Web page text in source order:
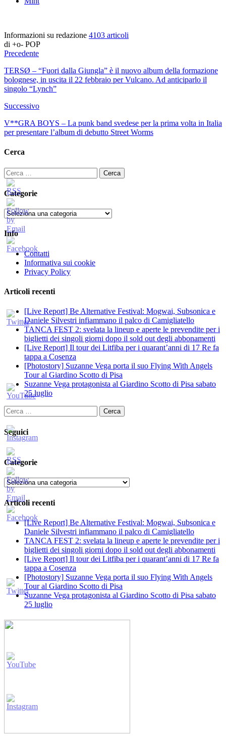
Informazioni su redazione 4103 articoli
di +o- POP
Precedente
TERSØ – “Fuori dalla Giungla” è il nuovo album della formazione
bolognese, in uscita il 22 febbraio per Vulcano. Ad anticiparlo il
singolo “Lynch”
Successivo
V**GRA BOYS – La punk band svedese per la prima volta in Italia
per presentare l’album di debutto Street Worms
Cerca
Ricerca
per:
Categorie
Categorie
Info
Contatti
Informativa sui cookie
Privacy Policy
Articoli recenti
[Live Report] Be Alternative Festival: Mogwai, Subsonica e
Daniele Silvestri infiammano il palco di Camigliatello
TANCA FEST 2: svelata la lineup e aperte le prevendite per i
biglietti dei singoli giorni dopo il sold out degli abbonamenti
[Live Report] Il tour dei Litfiba per i quarant’anni di 17 Re fa
tappa a Cosenza
[Photostory] Suzanne Vega porta il suo Flying With Angels
Tour al Giardino Scotto di Pisa
Suzanne Vega protagonista al Giardino Scotto di Pisa sabato
25 luglio
Ricerca
per:
Seguici
Categorie
Categorie
Articoli recenti
[Live Report] Be Alternative Festival: Mogwai, Subsonica e
Daniele Silvestri infiammano il palco di Camigliatello
TANCA FEST 2: svelata la lineup e aperte le prevendite per i
biglietti dei singoli giorni dopo il sold out degli abbonamenti
[Live Report] Il tour dei Litfiba per i quarant’anni di 17 Re fa
tappa a Cosenza
[Photostory] Suzanne Vega porta il suo Flying With Angels
Tour al Giardino Scotto di Pisa
Suzanne Vega protagonista al Giardino Scotto di Pisa sabato
25 luglio